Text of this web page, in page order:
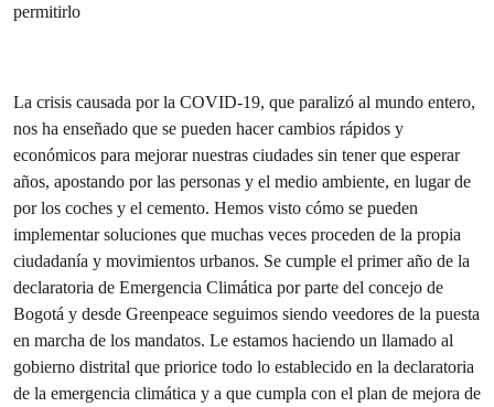
permitirlo
La crisis causada por la COVID-19, que paralizó al mundo entero,
nos ha enseñado que se pueden hacer cambios rápidos y
económicos para mejorar nuestras ciudades sin tener que esperar
años, apostando por las personas y el medio ambiente, en lugar de
por los coches y el cemento. Hemos visto cómo se pueden
implementar soluciones que muchas veces proceden de la propia
ciudadanía y movimientos urbanos. Se cumple el primer año de la
declaratoria de Emergencia Climática por parte del concejo de
Bogotá y desde Greenpeace seguimos siendo veedores de la puesta
en marcha de los mandatos. Le estamos haciendo un llamado al
gobierno distrital que priorice todo lo establecido en la declaratoria
de la emergencia climática y a que cumpla con el plan de mejora de